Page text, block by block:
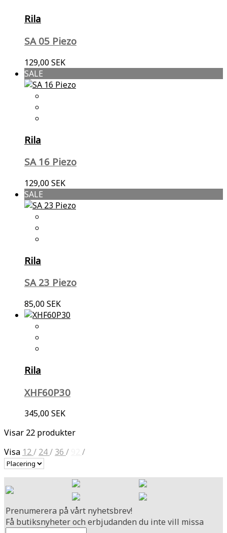
Rila
SA 05 Piezo
129,00 SEK
SALE
Rila
SA 16 Piezo
129,00 SEK
SALE
Rila
SA 23 Piezo
85,00 SEK
Rila
XHF60P30
345,00 SEK
Visar 22 produkter
Visa 12/ 24/ 36 / /
Prenumerera på vårt nyhetsbrev!
Få butiksnyheter och erbjudanden du inte vill missa